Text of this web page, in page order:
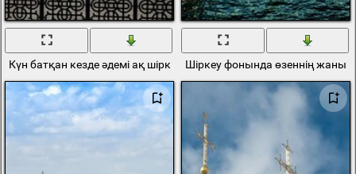
Күн батқан кезде әдемі ақ шіркеу Шіркеу фонында өзеннің